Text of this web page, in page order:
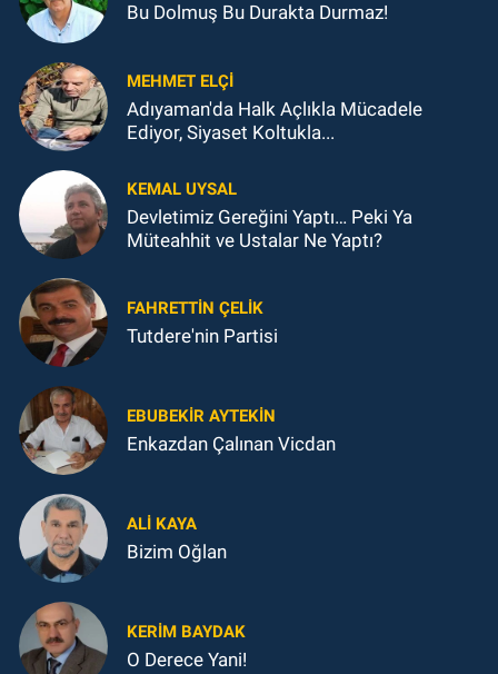
Bu Dolmuş Bu Durakta Durmaz!
MEHMET ELÇI
Adıyaman'da Halk Açlıkla Mücadele
Ediyor, Siyaset Koltukla...
KEMAL UYSAL
Devletimiz Gereğini Yaptı… Peki Ya
Müteahhit ve Ustalar Ne Yaptı?
FAHRETTIN ÇELİK
Tutdere'nin Partisi
EBUBEKIR AYTEKIN
Enkazdan Çalınan Vicdan
ALI KAYA
Bizim Oğlan
KERIM BAYDAK
O Derece Yani!